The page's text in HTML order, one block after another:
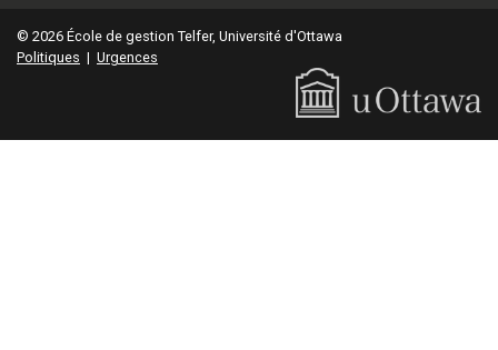
© 2026 École de gestion Telfer, Université d'Ottawa
Politiques | Urgences